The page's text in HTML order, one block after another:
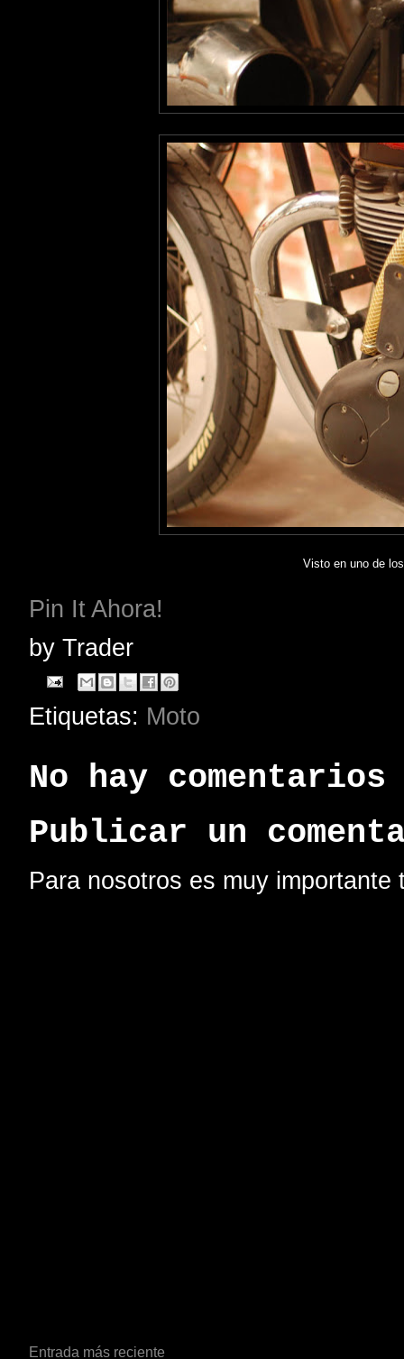
Visto en uno de
Pin It Ahora!
by Trader
Etiquetas: Moto
No hay
Publicar un
Para nosotros es muy
Entrada más reciente